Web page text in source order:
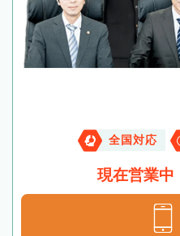
全国対応
現在営業中